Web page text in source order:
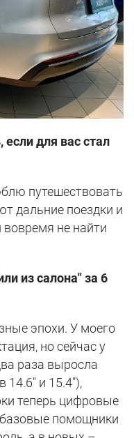
для вас стал
путешествовать
дальние поездки и
не найти
из салона" за 6
эпохи. У моего
но сейчас у
раза выросла
14.6" и 15.4"),
теперь цифровые
помощники